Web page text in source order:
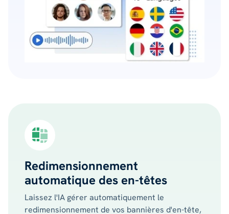
Redimensionnement
automatique des en-têtes
Laissez l'IA gérer automatiquement le
redimensionnement de vos bannières d'en-tête,